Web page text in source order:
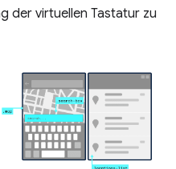
der virtuellen Tastatur zu